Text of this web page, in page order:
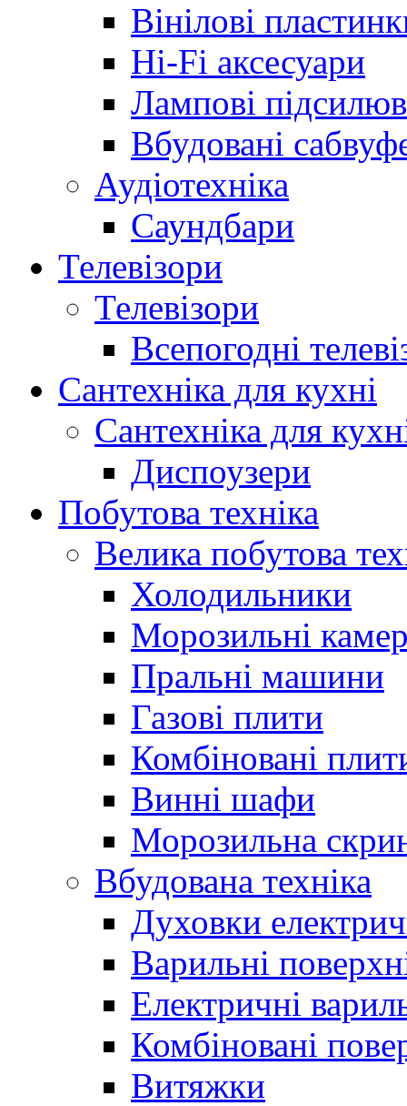
Вінілові
Hi-Fi аксесуари
Лампові
Вбудовані
Аудіотехніка
Саундбари
Телевізори
Телевізори
Всепогодні
Сантехніка для кухні
Сантехніка для
Диспоузери
Побутова техніка
Велика побутова
Холодильники
Морозильні
Пральні машини
Газові плити
Комбіновані
Винні шафи
Морозильна
Вбудована техніка
Духовки
Варильні
Електричні
Комбіновані
Витяжки